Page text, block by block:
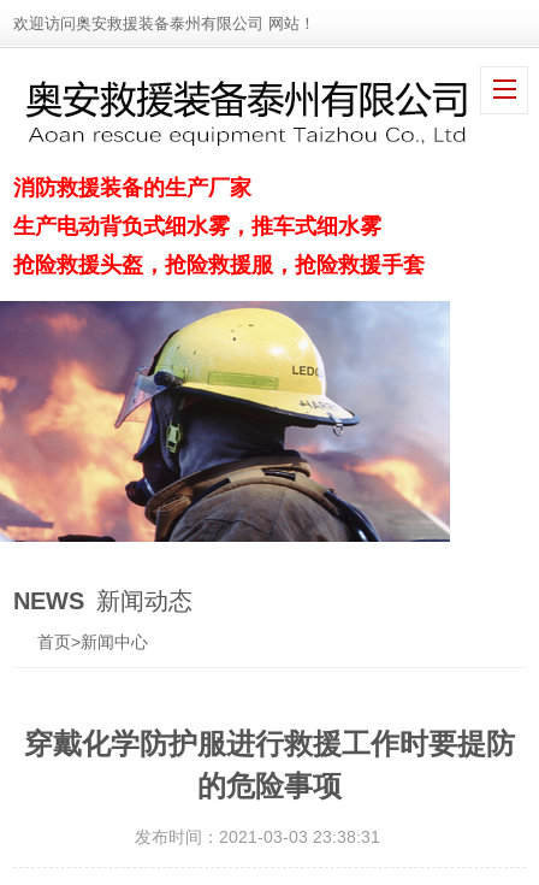
欢迎访问奥安救援装备泰州有限公司 网站！
消防救援装备的生产厂家
生产电动背负式细水雾，推车式细水雾
抢险救援头盔，抢险救援服，抢险救援手套
NEWS 新闻动态
首页>新闻中心
穿戴化学防护服进行救援工作时要提防
的危险事项
发布时间：2021-03-03 23:38:31